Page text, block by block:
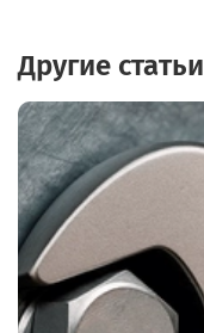
Другие статьи